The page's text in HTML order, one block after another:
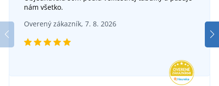
nám všetko.
Overený zákazník, 7. 8. 2026